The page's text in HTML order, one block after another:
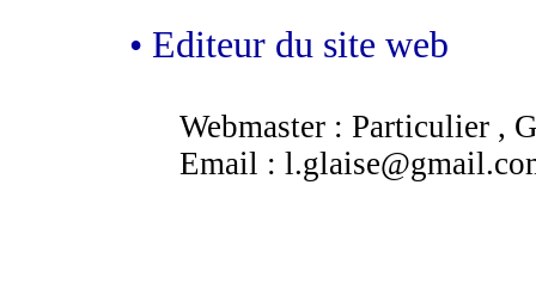
• Editeur du site web
Webmaster : Particulier ,
Email :